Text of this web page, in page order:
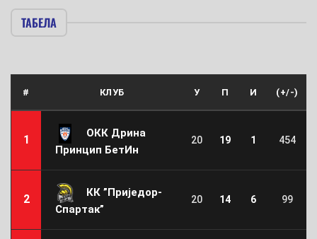
ТАБЕЛА
# КЛУБ У П И (+/-)
1
ОКК Дрина
Принцип БетИн
20 19 1 454
2
КК ”Приједор-
Спартак”
20 14 6 99